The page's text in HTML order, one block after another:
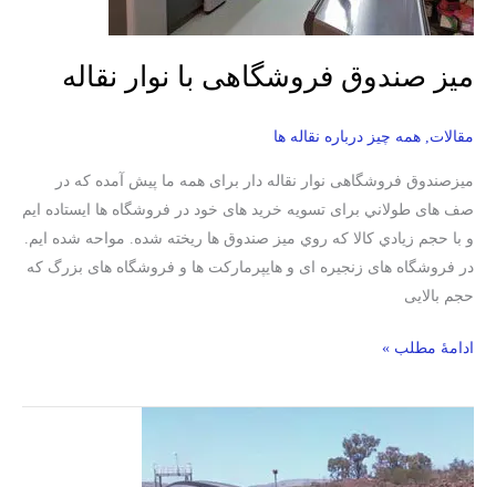
میز صندوق فروشگاهی با نوار نقاله
مقالات همه چیز درباره نقاله ها
میزصندوق فروشگاهی نوار نقاله دار برای همه ما پيش آمده که در
صف های طولاني برای تسويه خرید های خود در فروشگاه ها ایستاده ایم
و با حجم زيادي کالا که روي ميز صندوق ها ريخته شده. مواحه شده ایم.
در فروشگاه های زنجیره ای و هایپرمارکت ها و فروشگاه های بزرگ که
حجم بالایی
ادامۀ مطلب »
نوار